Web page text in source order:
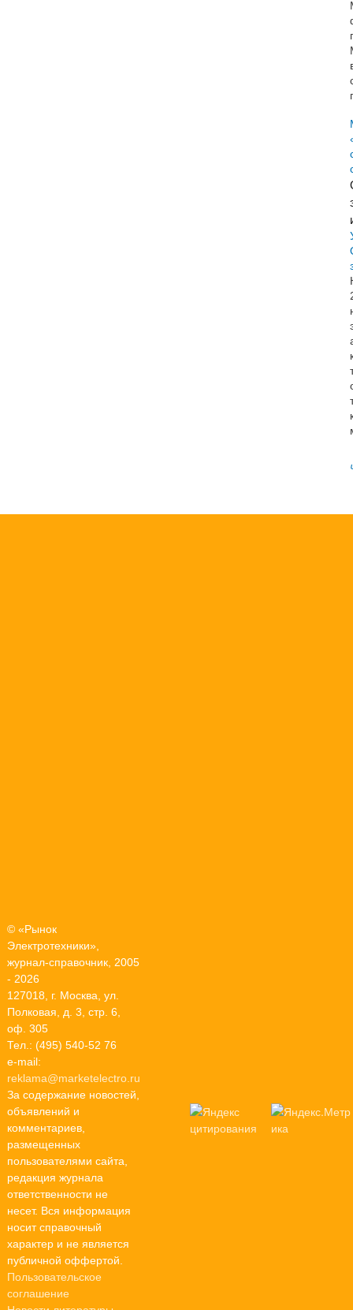
© «Рынок
Электротехники»,
журнал-справочник, 2005
- 2026
127018, г. Москва, ул.
Полковая, д. 3, стр. 6,
оф. 305
Тел.: (495) 540-52 76
e-mail:
reklama@marketelectro.ru
За содержание новостей,
объявлений и
комментариев,
размещенных
пользователями сайта,
редакция журнала
ответственности не
несет. Вся информация
носит справочный
характер и не является
публичной оффертой.
Пользовательское
соглашение